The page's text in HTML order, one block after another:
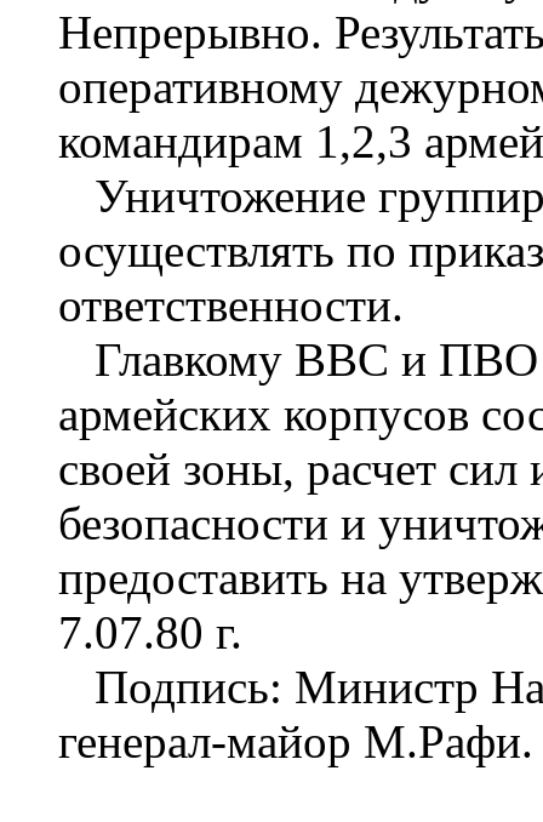
Непрерывно.
оперативному
командирам 1,2,3
Уничтожение
осуществлять по
ответственности.
Главкому ВВС и ПВО
армейских корпусов
своей зоны, расчет сил
безопасности и
предоставить на
7.07.80 г.
Подпись: Министр
генерал-майор М.Рафи.